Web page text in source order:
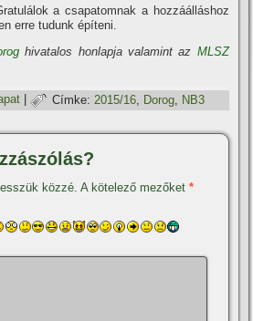
a csapatomnak a hozzáálláshoz
erre tudunk épí­teni.
hivatalos honlapja valamint az MLSZ
| Címke: 2015/16 Dorog NB3
közzé. A kötelező mezőket*